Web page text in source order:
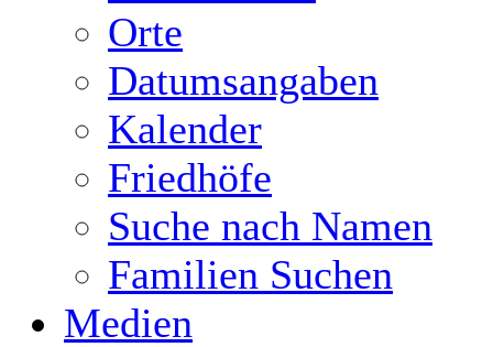
Orte
Datumsangaben
Kalender
Friedhöfe
Suche nach Namen
Familien Suchen
Medien